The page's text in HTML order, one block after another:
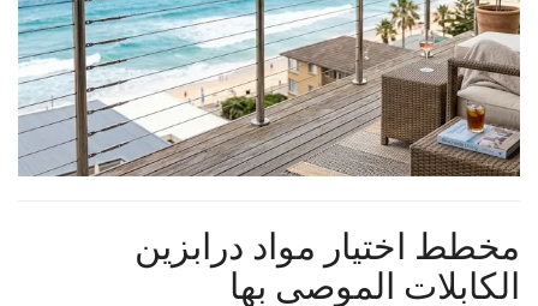
مخطط اختيار مواد درابزين
الكابلات الموصى بها